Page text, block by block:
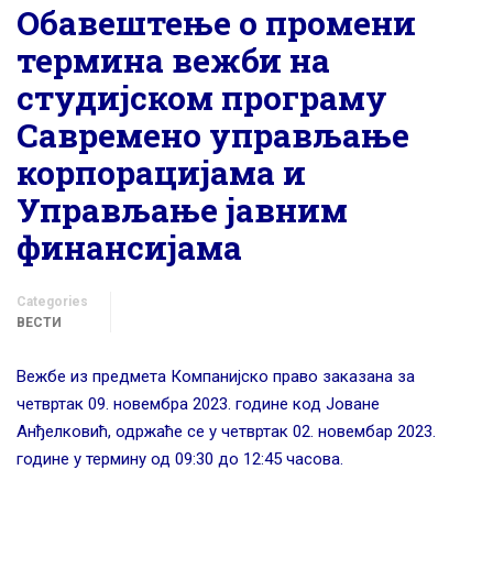
Обавештење о промени
термина вежби на
студијском програму
Савремено управљање
корпорацијама и
Управљање јавним
финансијама
Categories
ВЕСТИ
Вежбе из предмета Компанијско право заказана за
четвртак 09. новембра 2023. године код Јоване
Анђелковић, одржаће се у четвртак 02. новембар 2023.
године у термину од 09:30 до 12:45 часова.